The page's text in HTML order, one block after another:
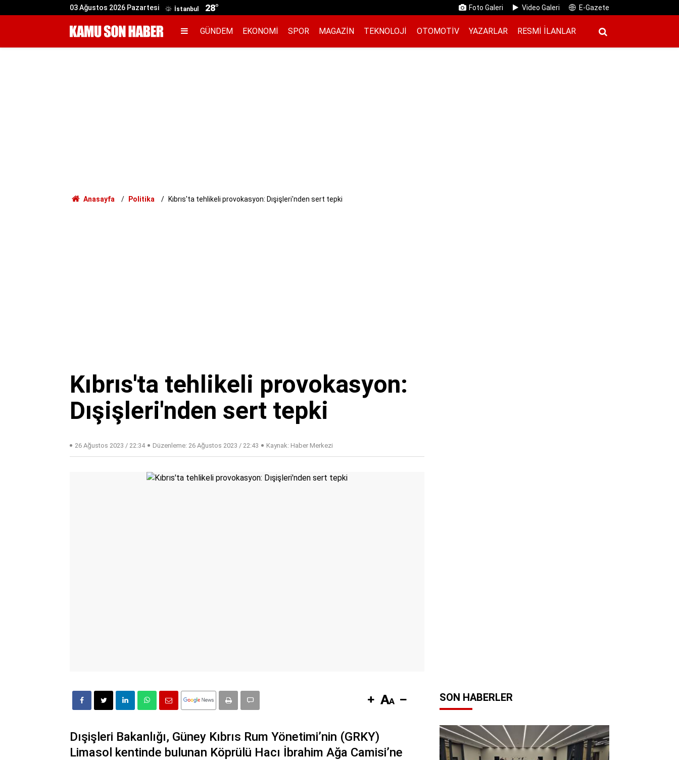
03 Ağustos 2026 Pazartesi İstanbul 28° Foto Galeri Video Galeri E-Gazete
GÜNDEM EKONOMI SPOR MAGAZIN TEKNOLOJI OTOMOTIV YAZARLAR RESMI İ̇LANLAR
Anasayfa Politika Kıbrıs'ta tehlikeli provokasyon: Dışişleri'nden sert tepki
Kıbrıs'ta tehlikeli provokasyon:
Dışişleri'nden sert tepki
26 Ağustos 2023 / 22:34 Düzenleme: 26 Ağustos 2023 / 22:43 Kaynak: Haber Merkezi
Dışişleri Bakanlığı, Güney Kıbrıs Rum Yönetimi’nin (GRKY)
Limasol kentinde bulunan Köprülü Hacı İbrahim Ağa Camisi’ne
SON HABERLER